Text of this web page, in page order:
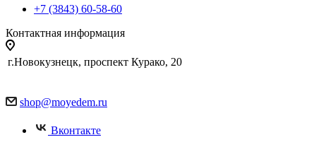
+7 (3843) 60-58-60
Контактная информация
г.Новокузнецк, проспект Курако, 20
shop@moyedem.ru
Вконтакте